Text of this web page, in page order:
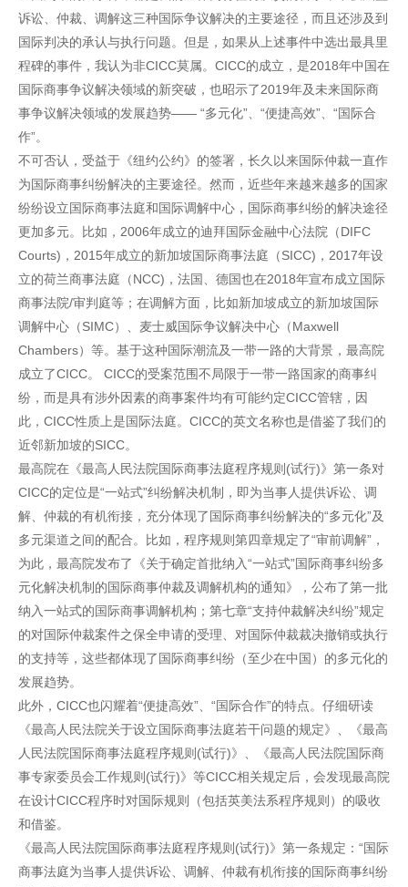
诉讼、仲裁、调解这三种国际争议解决的主要途径，而且还涉及到
国际判决的承认与执行问题。但是，如果从上述事件中选出最具里
程碑的事件，我认为非CICC莫属。CICC的成立，是2018年中国在
国际商事争议解决领域的新突破，也昭示了2019年及未来国际商
事争议解决领域的发展趋势—— “多元化”、“便捷高效”、“国际合
作”。
不可否认，受益于《纽约公约》的签署，长久以来国际仲裁一直作
为国际商事纠纷解决的主要途径。然而，近些年来越来越多的国家
纷纷设立国际商事法庭和国际调解中心，国际商事纠纷的解决途径
更加多元。比如，2006年成立的迪拜国际金融中心法院（DIFC
Courts)，2015年成立的新加坡国际商事法庭（SICC)，2017年设
立的荷兰商事法庭（NCC)，法国、德国也在2018年宣布成立国际
商事法院/审判庭等；在调解方面，比如新加坡成立的新加坡国际
调解中心（SIMC）、麦士威国际争议解决中心（Maxwell
Chambers）等。基于这种国际潮流及一带一路的大背景，最高院
成立了CICC。 CICC的受案范围不局限于一带一路国家的商事纠
纷，而是具有涉外因素的商事案件均有可能约定CICC管辖，因
此，CICC性质上是国际法庭。CICC的英文名称也是借鉴了我们的
近邻新加坡的SICC。
最高院在《最高人民法院国际商事法庭程序规则(试行)》第一条对
CICC的定位是“一站式”纠纷解决机制，即为当事人提供诉讼、调
解、仲裁的有机衔接，充分体现了国际商事纠纷解决的“多元化”及
多元渠道之间的配合。比如，程序规则第四章规定了“审前调解”，
为此，最高院发布了《关于确定首批纳入“一站式”国际商事纠纷多
元化解决机制的国际商事仲裁及调解机构的通知》，公布了第一批
纳入一站式的国际商事调解机构；第七章“支持仲裁解决纠纷”规定
的对国际仲裁案件之保全申请的受理、对国际仲裁裁决撤销或执行
的支持等，这些都体现了国际商事纠纷（至少在中国）的多元化的
发展趋势。
此外，CICC也闪耀着“便捷高效”、“国际合作”的特点。仔细研读
《最高人民法院关于设立国际商事法庭若干问题的规定》、《最高
人民法院国际商事法庭程序规则(试行)》、《最高人民法院国际商
事专家委员会工作规则(试行)》等CICC相关规定后，会发现最高院
在设计CICC程序时对国际规则（包括英美法系程序规则）的吸收
和借鉴。
《最高人民法院国际商事法庭程序规则(试行)》第一条规定：“国际
商事法庭为当事人提供诉讼、调解、仲裁有机衔接的国际商事纠纷